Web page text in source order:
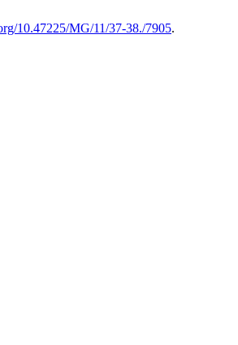
10.47225/MG/11/37-38./7905.